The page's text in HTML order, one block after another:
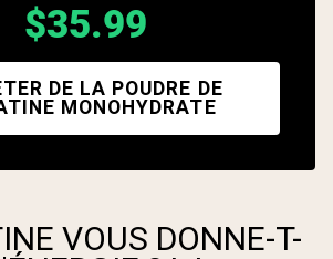
$35.99
DE LA POUDRE DE
MONOHYDRATE
VOUS DONNE-T-